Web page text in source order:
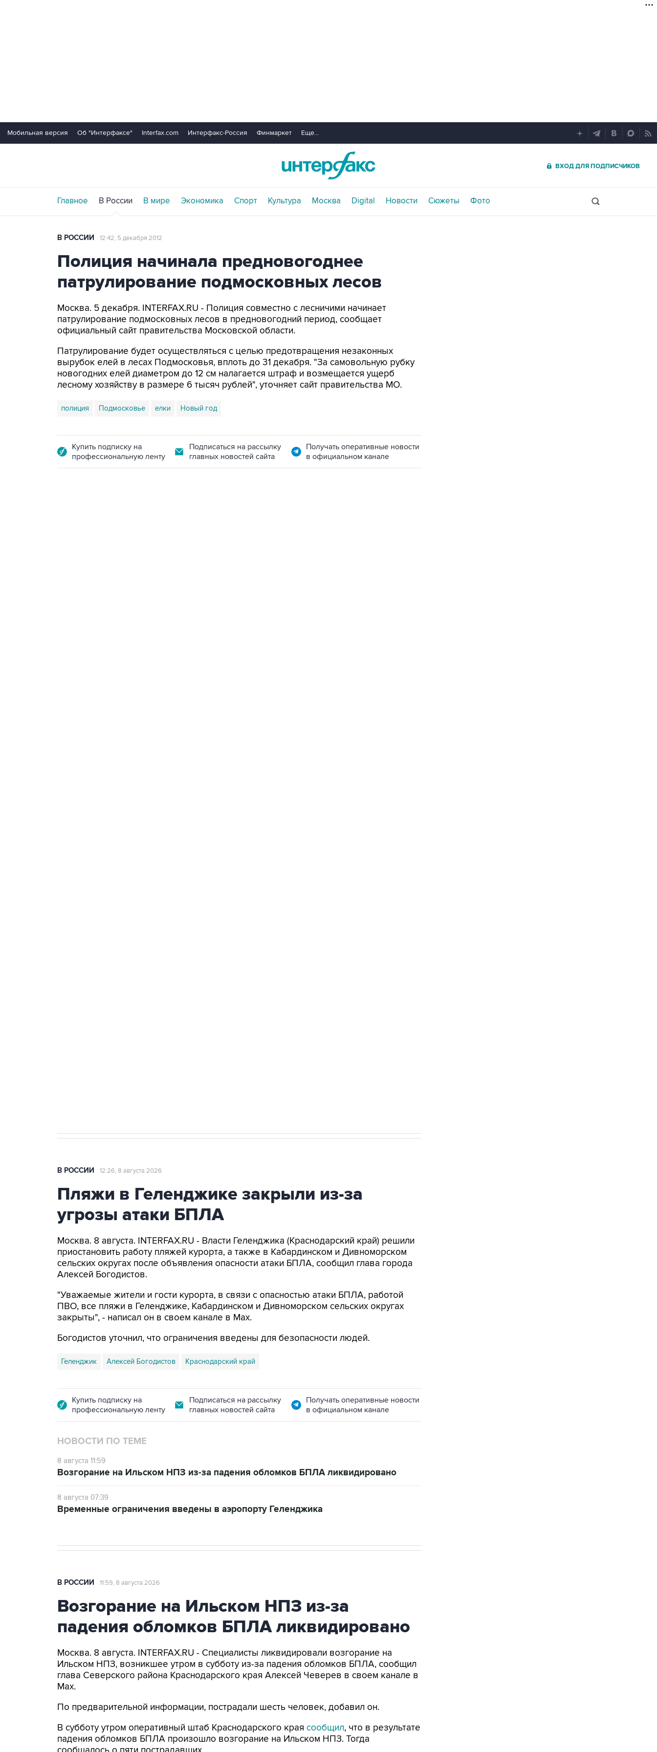
Мобильная версия Об "Интерфаксе" Interfax.com Интерфакс-Россия Финмаркет Еще...
ВХОД ДЛЯ ПОДПИСЧИКОВ
Главное В России В мире Экономика Спорт Культура Москва Digital Новости Сюжеты Фото
В РОССИИ 12:42, 5 декабря 2012
Полиция начинала предновогоднее
патрулирование подмосковных лесов
Москва. 5 декабря. INTERFAX.RU - Полиция совместно с лесничими начинает
патрулирование подмосковных лесов в предновогодний период, сообщает
официальный сайт правительства Московской области.
Патрулирование будет осуществляться с целью предотвращения незаконных
вырубок елей в лесах Подмосковья, вплоть до 31 декабря. "За самовольную рубку
новогодних елей диаметром до 12 см налагается штраф и возмещается ущерб
лесному хозяйству в размере 6 тысяч рублей", уточняет сайт правительства МО.
полиция Подмосковье елки Новый год
Купить подписку на
профессиональную ленту
Подписаться на рассылку
главных новостей сайта
Получать оперативные новости
в официальном канале
В РОССИИ 12:26, 8 августа 2026
Пляжи в Геленджике закрыли из-за
угрозы атаки БПЛА
Москва. 8 августа. INTERFAX.RU - Власти Геленджика (Краснодарский край) решили
приостановить работу пляжей курорта, а также в Кабардинском и Дивноморском
сельских округах после объявления опасности атаки БПЛА, сообщил глава города
Алексей Богодистов.
"Уважаемые жители и гости курорта, в связи с опасностью атаки БПЛА, работой
ПВО, все пляжи в Геленджике, Кабардинском и Дивноморском сельских округах
закрыты", - написал он в своем канале в Max.
Богодистов уточнил, что ограничения введены для безопасности людей.
Геленджик Алексей Богодистов Краснодарский край
Купить подписку на
профессиональную ленту
Подписаться на рассылку
главных новостей сайта
Получать оперативные новости
в официальном канале
НОВОСТИ ПО ТЕМЕ
8 августа 11:59
Возгорание на Ильском НПЗ из-за падения обломков БПЛА ликвидировано
8 августа 07:39
Временные ограничения введены в аэропорту Геленджика
В РОССИИ 11:59, 8 августа 2026
Возгорание на Ильском НПЗ из-за
падения обломков БПЛА ликвидировано
Москва. 8 августа. INTERFAX.RU - Специалисты ликвидировали возгорание на
Ильском НПЗ, возникшее утром в субботу из-за падения обломков БПЛА, сообщил
глава Северского района Краснодарского края Алексей Чеверев в своем канале в
Max.
По предварительной информации, пострадали шесть человек, добавил он.
В субботу утром оперативный штаб Краснодарского края сообщил, что в результате
падения обломков БПЛА произошло возгорание на Ильском НПЗ. Тогда